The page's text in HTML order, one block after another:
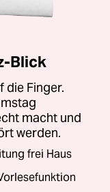
Blick
die Finger.
macht und
werden.
frei Haus